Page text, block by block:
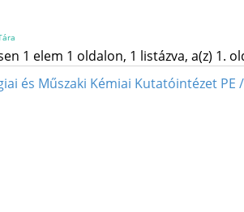
1 elem 1 oldalon, 1 listázva, a(z) 1.
és Műszaki Kémiai Kutatóintézet PE